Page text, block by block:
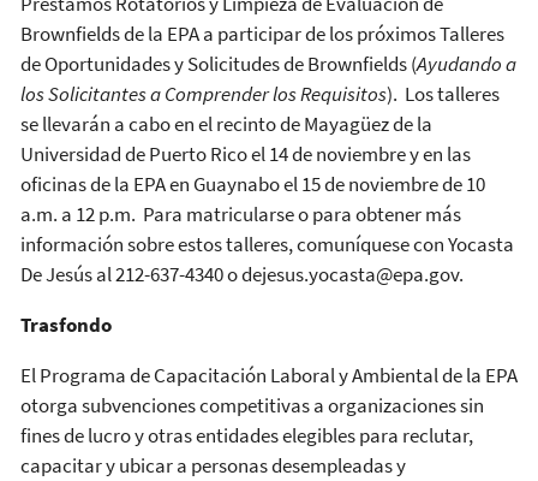
Brownfields de la EPA a participar de los próximos Talleres
de Oportunidades y Solicitudes de Brownfields (Ayudando a
los Solicitantes a Comprender los Requisitos). Los talleres
se llevarán a cabo en el recinto de Mayagüez de la
Universidad de Puerto Rico el 14 de noviembre y en las
oficinas de la EPA en Guaynabo el 15 de noviembre de 10
a.m. a 12 p.m. Para matricularse o para obtener más
información sobre estos talleres, comuníquese con Yocasta
De Jesús al 212-637-4340 o dejesus.yocasta@epa.gov.
Trasfondo
El Programa de Capacitación Laboral y Ambiental de la EPA
otorga subvenciones competitivas a organizaciones sin
fines de lucro y otras entidades elegibles para reclutar,
capacitar y ubicar a personas desempleadas y